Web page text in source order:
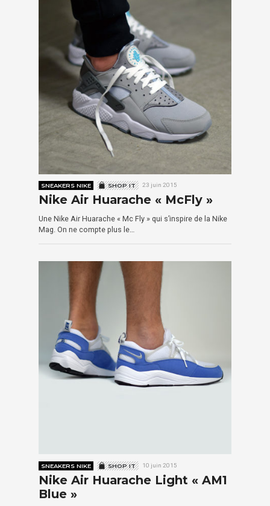
SNEAKERS NIKE SHOP IT 23 juin 2015
Nike Air Huarache « McFly »
Une Nike Air Huarache « Mc Fly » qui s’inspire de la Nike
Mag. On ne compte plus le…
SNEAKERS NIKE SHOP IT 10 juin 2015
Nike Air Huarache Light « AM1
Blue »